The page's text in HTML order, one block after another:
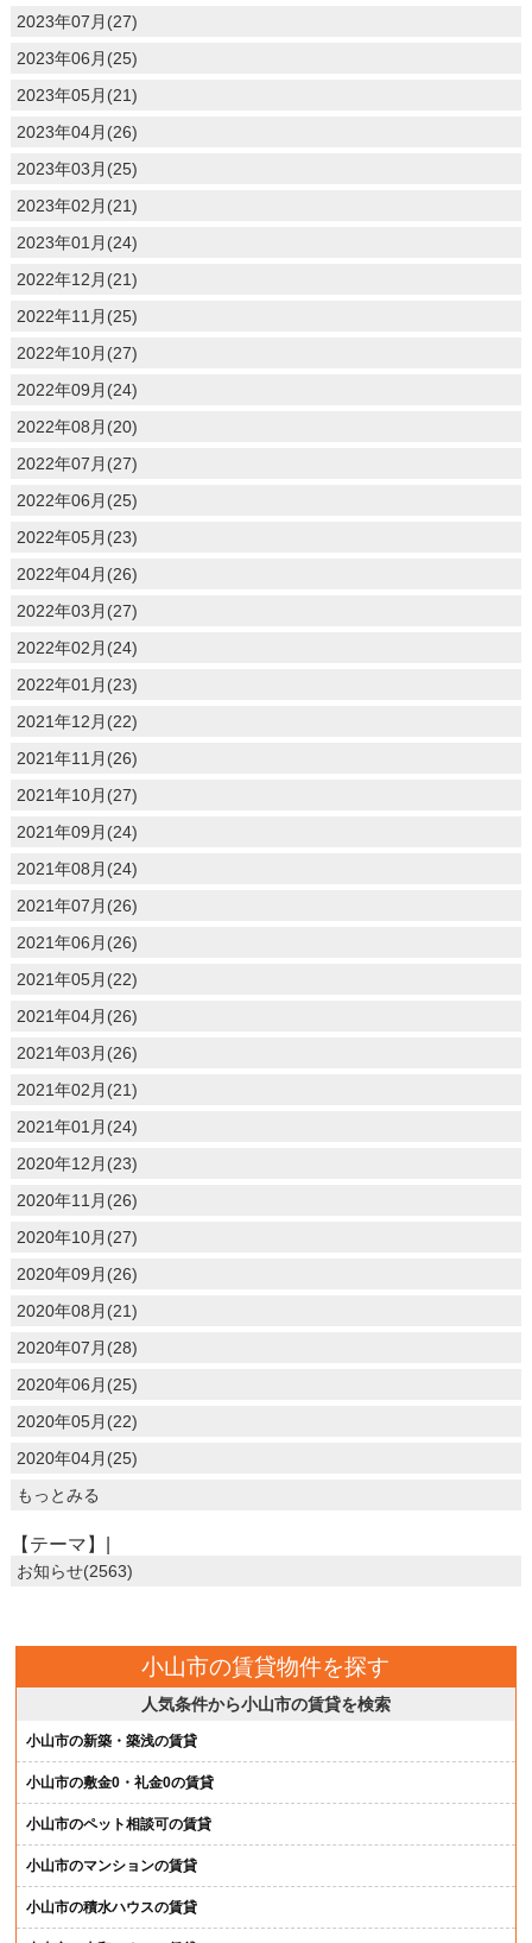
2023年07月(27)
2023年06月(25)
2023年05月(21)
2023年04月(26)
2023年03月(25)
2023年02月(21)
2023年01月(24)
2022年12月(21)
2022年11月(25)
2022年10月(27)
2022年09月(24)
2022年08月(20)
2022年07月(27)
2022年06月(25)
2022年05月(23)
2022年04月(26)
2022年03月(27)
2022年02月(24)
2022年01月(23)
2021年12月(22)
2021年11月(26)
2021年10月(27)
2021年09月(24)
2021年08月(24)
2021年07月(26)
2021年06月(26)
2021年05月(22)
2021年04月(26)
2021年03月(26)
2021年02月(21)
2021年01月(24)
2020年12月(23)
2020年11月(26)
2020年10月(27)
2020年09月(26)
2020年08月(21)
2020年07月(28)
2020年06月(25)
2020年05月(22)
2020年04月(25)
もっとみる
【テーマ】|
お知らせ(2563)
小山市の賃貸物件を探す
人気条件から小山市の賃貸を検索
小山市の新築・築浅の賃貸
小山市の敷金0・礼金0の賃貸
小山市のペット相談可の賃貸
小山市のマンションの賃貸
小山市の積水ハウスの賃貸